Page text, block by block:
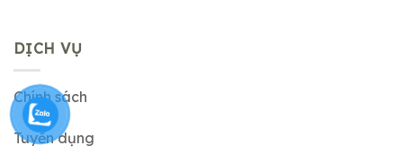
DỊCH VỤ
Chính sách
Tuyển dụng